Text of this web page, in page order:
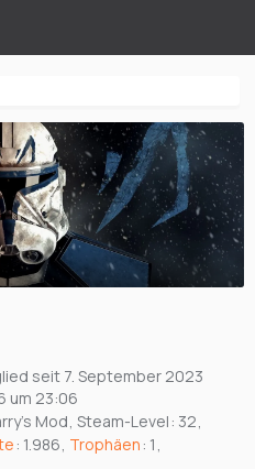
seit 7. September 2023
um 23:06
Mod Steam-Level 32
1.986 Trophäen 1